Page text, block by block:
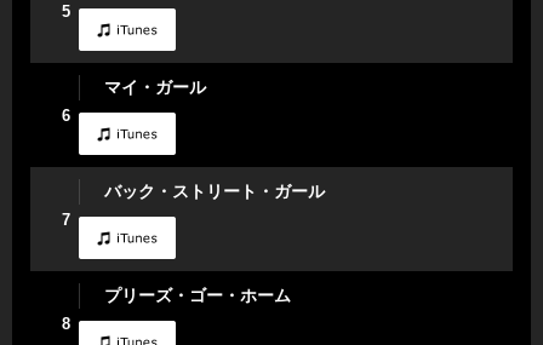
5
6
マイ・ガール
7
バック・ストリート・ガール
8
プリーズ・ゴー・ホーム